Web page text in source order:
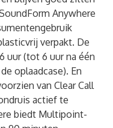
Anywhere
verpakt. De
uur (tot 6 uur na één
oplaadcase). En
van Clear Call
actief te
biedt Multipoint-